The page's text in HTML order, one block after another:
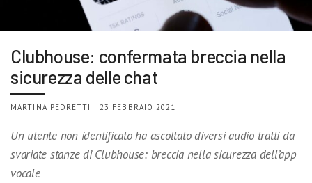
Clubhouse: confermata breccia nella
sicurezza delle chat
MARTINA PEDRETTI | 23 FEBBRAIO 2021
Un utente non identificato ha ascoltato diversi audio tratti da
svariate stanze di Clubhouse: breccia nella sicurezza dell’app
vocale